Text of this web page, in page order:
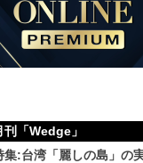
刊「Wedge」
集:台湾「麗しの島」の